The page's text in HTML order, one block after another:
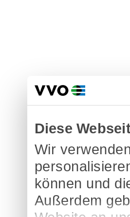
Diese
Wir
können und
Außerdem